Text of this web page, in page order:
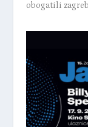
obogatili